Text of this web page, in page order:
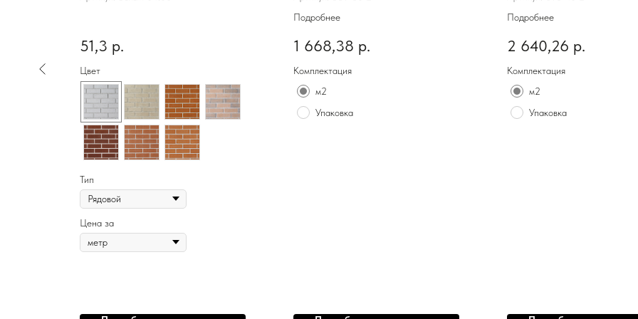
51,3 р.
Цвет
Тип
Цена за
Подробнее
1 668,38 р.
Комплектация
м2
Упаковка
Подробнее
2 640,26 р.
Комплектация
м2
Упаковка